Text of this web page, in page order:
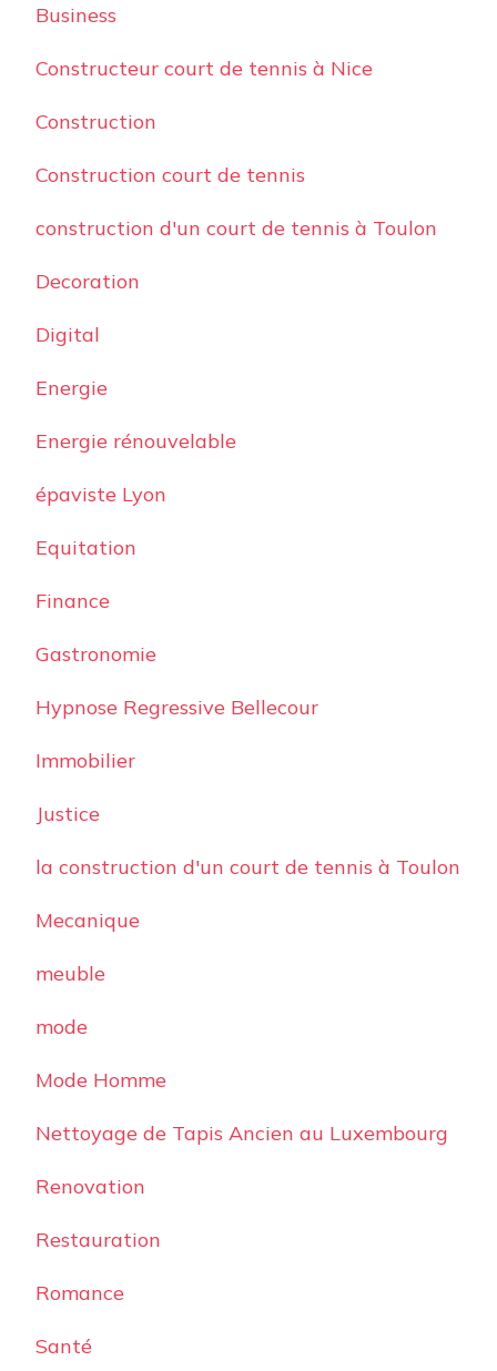
Business
Constructeur court de tennis à Nice
Construction
Construction court de tennis
construction d'un court de tennis à Toulon
Decoration
Digital
Energie
Energie rénouvelable
épaviste Lyon
Equitation
Finance
Gastronomie
Hypnose Regressive Bellecour
Immobilier
Justice
la construction d'un court de tennis à Toulon
Mecanique
meuble
mode
Mode Homme
Nettoyage de Tapis Ancien au Luxembourg
Renovation
Restauration
Romance
Santé